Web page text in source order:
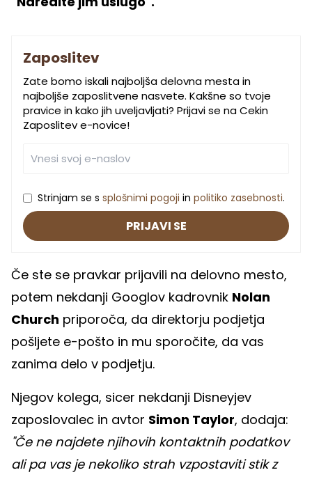
Zaposlitev
Zate bomo iskali najboljša delovna mesta in
najboljše zaposlitvene nasvete. Kakšne so tvoje
pravice in kako jih uveljavljati? Prijavi se na Cekin
Zaposlitev e-novice!
Strinjam se s splošnimi pogoji in politiko zasebnosti.
PRIJAVI SE
Če ste se pravkar prijavili na delovno mesto,
potem nekdanji Googlov kadrovnik Nolan
Church priporoča, da direktorju podjetja
pošljete e-pošto in mu sporočite, da vas
zanima delo v podjetju.
Njegov kolega, sicer nekdanji Disneyjev
zaposlovalec in avtor Simon Taylor, dodaja:
"Če ne najdete njihovih kontaktnih podatkov
ali pa vas je nekoliko strah vzpostaviti stik z